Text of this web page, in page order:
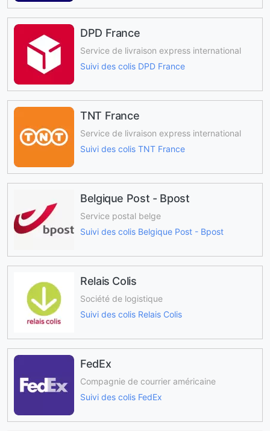
DPD France
Service de livraison express international
Suivi des colis DPD France
TNT France
Service de livraison express international
Suivi des colis TNT France
Belgique Post - Bpost
Service postal belge
Suivi des colis Belgique Post - Bpost
Relais Colis
Société de logistique
Suivi des colis Relais Colis
FedEx
Compagnie de courrier américaine
Suivi des colis FedEx